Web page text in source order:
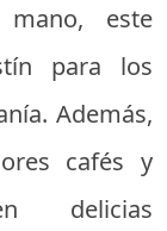
este
para los
Además,
cafés y
delicias